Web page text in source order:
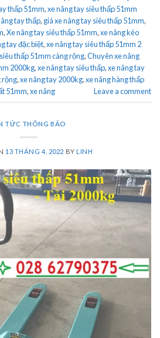
thấp 51mm,xe nâng tay siêu thấp 51mm
tay thấp, giá xe nâng tay siêu thấp 51mm,
,Xe nâng tay siêu thấp 51mm,xe nâng kéo
tay đặc biệt,xe nâng tay siêu thấp 51mm 2
thấp 51mm càng rộng,Chuyên xe nâng
2000kg,xe nâng tay siêu thấp,xe nâng tay
rộng,xe nâng tay 2000kg,xe nâng hàng thấp
51mm,xe nâng Leave a comment
TỨC THÔNG BÁO
13 THÁNG 4, 2022 BYLINH